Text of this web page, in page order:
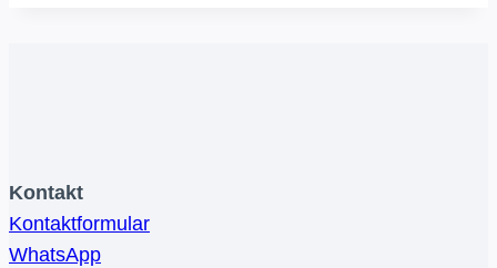
Kontakt
Kontaktformular
WhatsApp